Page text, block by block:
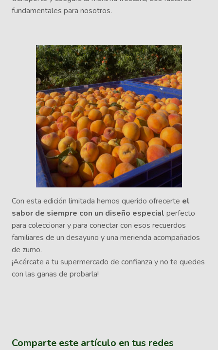
fundamentales para nosotros.
Con esta edición limitada hemos querido ofrecerte el
sabor de siempre con un diseño especial perfecto
para coleccionar y para conectar con esos recuerdos
familiares de un desayuno y una merienda acompañados
de zumo.
¡Acércate a tu supermercado de confianza y no te quedes
con las ganas de probarla!
Comparte este artículo en tus redes